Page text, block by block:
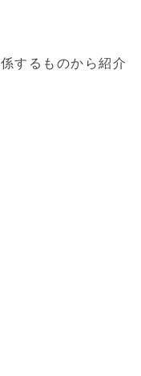
するものから紹介